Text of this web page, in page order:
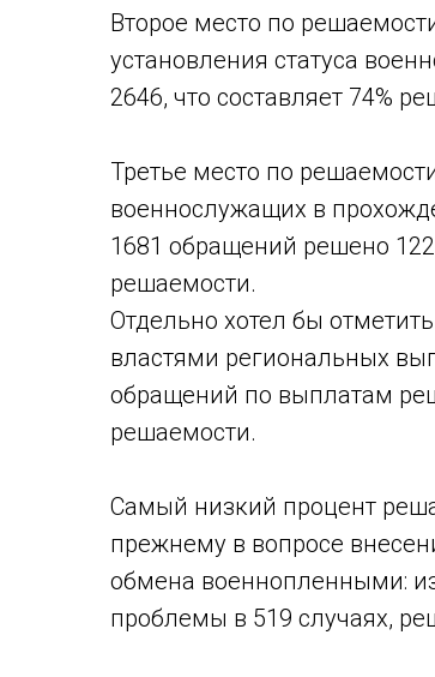
Второе место по
установления статуса
2646, что составляет 74%
Третье место по
военнослужащих в
1681 обращений решено
решаемости.
Отдельно хотел бы
властями региональных
обращений по выплатам
решаемости.
Самый низкий процент
прежнему в вопросе
обмена военнопленными:
проблемы в 519 случаях,